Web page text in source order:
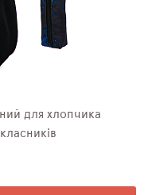
для хлопчика